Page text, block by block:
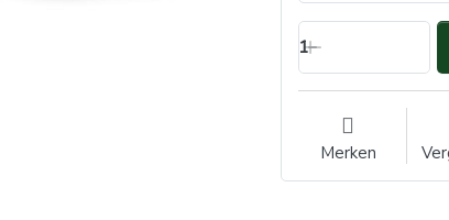
1
Merken